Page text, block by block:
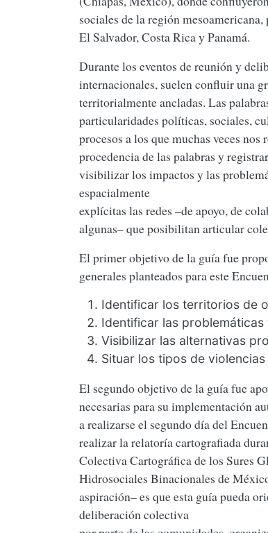
sociales de la región
El Salvador, Costa Rica y Panamá.
Durante los eventos de reunión y
internacionales, suelen confluir una
territorialmente ancladas. Las
particularidades políticas, sociales,
procesos a los que muchas veces
procedencia de las palabras y
visibilizar los impactos y las
espacialmente
explícitas las redes –de apoyo, de
algunas– que posibilitan articular
El primer objetivo de la guía fue
generales planteados para este
Identificar los territorios de
Identificar las
Visibilizar las alternativas
Situar los tipos de
El segundo objetivo de la guía fue
necesarias para su implementación
a realizarse el segundo día del
realizar la relatoría cartografiada
Colectiva Cartográfica de los Sures
Hidrosociales Binacionales de
aspiración– es que esta guía pueda
deliberación colectiva